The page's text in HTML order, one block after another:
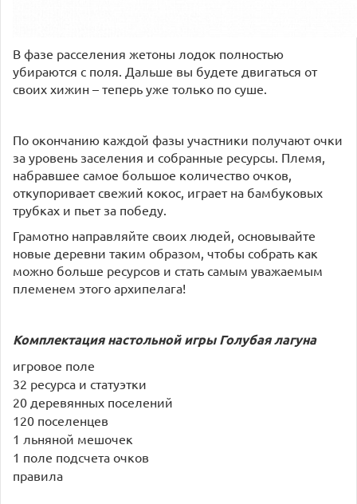
В фазе расселения жетоны лодок полностью
убираются с поля. Дальше вы будете двигаться от
своих хижин – теперь уже только по суше.
По окончанию каждой фазы участники получают очки
за уровень заселения и собранные ресурсы. Племя,
набравшее самое большое количество очков,
откупоривает свежий кокос, играет на бамбуковых
трубках и пьет за победу.
Грамотно направляйте своих людей, основывайте
новые деревни таким образом, чтобы собрать как
можно больше ресурсов и стать самым уважаемым
племенем этого архипелага!
Комплектация настольной игры Голубая лагуна
игровое поле
32 ресурса и статуэтки
20 деревянных поселений
120 поселенцев
1 льняной мешочек
1 поле подсчета очков
правила